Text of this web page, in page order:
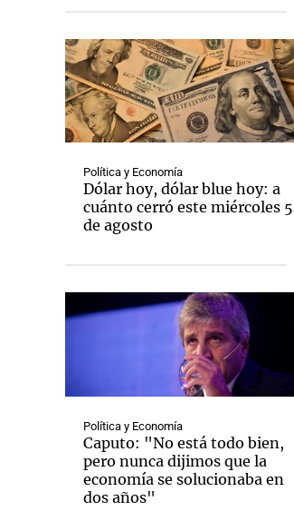
Política y Economía
Dólar hoy, dólar blue hoy: a
cuánto cerró este miércoles 5
de agosto
Política y Economía
Caputo: "No está todo bien,
pero nunca dijimos que la
economía se solucionaba en
dos años"